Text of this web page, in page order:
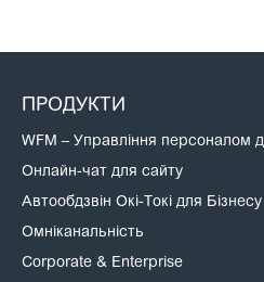
ПРОДУКТИ
WFM – Управління персоналом
Онлайн-чат для сайту
Автообдзвін Окі-Токі для Бізнесу
Омніканальність
Corporate & Enterprise